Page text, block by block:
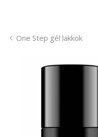
One Step gél lakkok